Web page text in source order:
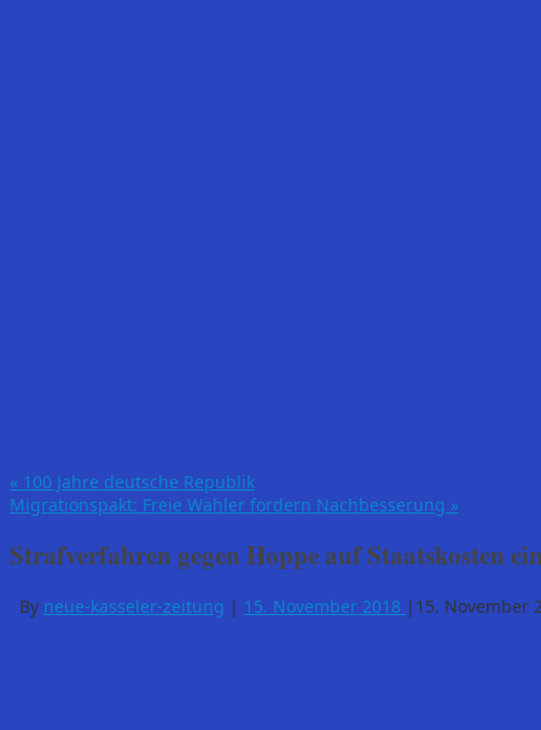
« 100 Jahre deutsche Republik
Migrationspakt: Freie Wähler fordern Nachbesserung »
Strafverfahren gegen Hoppe auf Staatskosten
By neue-kasseler-zeitung | 15. November 2018 | 15. November